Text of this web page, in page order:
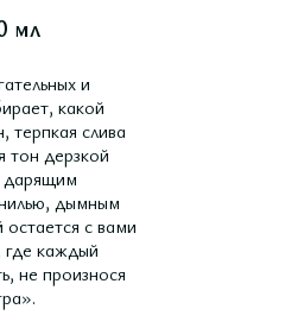
мл
и
какой
терпкая слива
тон дерзкой
дарящим
дымным
с вами
где каждый
не произнося